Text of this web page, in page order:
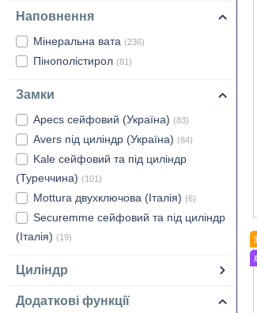
Наповнення
Мінеральна вата (236)
Пінополістирол (81)
Замки
Apecs сейфовий (Україна) (83)
Avers під циліндр (Україна) (84)
Kale сейфовий та під циліндр
(Туреччина) (101)
Mottura двухключова (Італія) (6)
Securemme сейфовий та під циліндр
(Італія) (19)
Циліндр
Додаткові функції